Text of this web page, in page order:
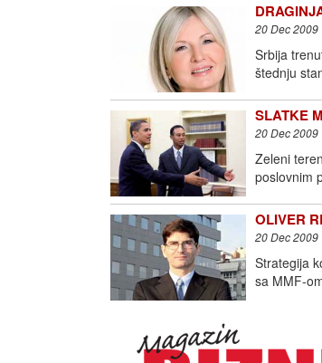
20 Dec 2009
Srbija
štednju
SLATKE
20 Dec 2009
Zeleni
poslovnim
OLIVER
20 Dec 2009
Strategija
sa MMF-